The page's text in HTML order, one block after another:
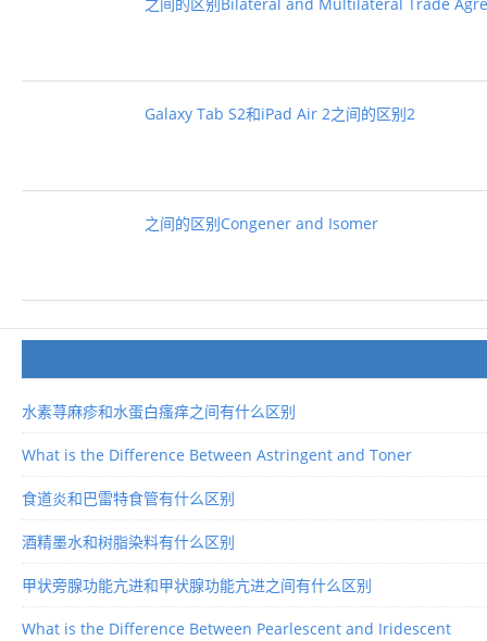
之间的区别Bilateral and Multilateral Trade
Galaxy Tab S2和iPad Air 2之间的区别2
之间的区别Congener and Isomer
水素荨麻疹和水蛋白瘙痒之间有什么区别
What is the Difference Between Astringent and Toner
食道炎和巴雷特食管有什么区别
酒精墨水和树脂染料有什么区别
甲状旁腺功能亢进和甲状腺功能亢进之间有什么区别
What is the Difference Between Pearlescent and Iridescent